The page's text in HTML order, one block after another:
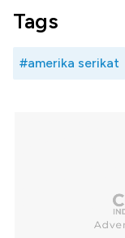
Tags
#amerika serikat